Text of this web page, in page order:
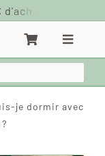
je dormir avec